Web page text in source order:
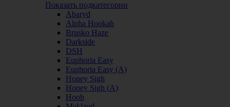
Показать подкатегории
Abaryd
Alpha Hookah
Brusko Haze
Darkside
DSH
Euphoria Easy
Euphoria Easy (А)
Honey Sigh
Honey Sigh (А)
Hoob